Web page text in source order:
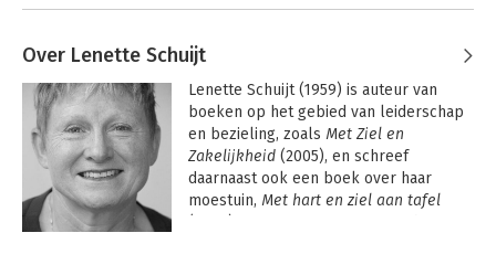
Over Lenette Schuijt
Lenette Schuijt (1959) is auteur van
boeken op het gebied van leiderschap
en bezieling, zoals Met Ziel en
Zakelijkheid (2005), en schreef
daarnaast ook een boek over haar
moestuin, Met hart en ziel aan tafel